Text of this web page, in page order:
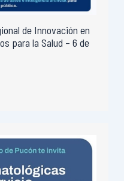
de Innovación en
para la Salud – 6 de